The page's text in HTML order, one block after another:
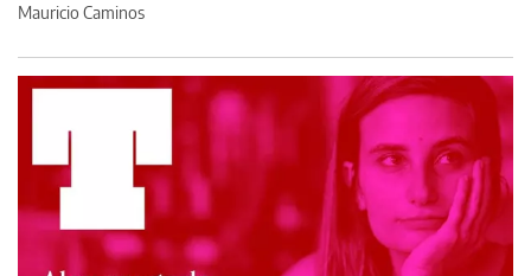
Mauricio Caminos